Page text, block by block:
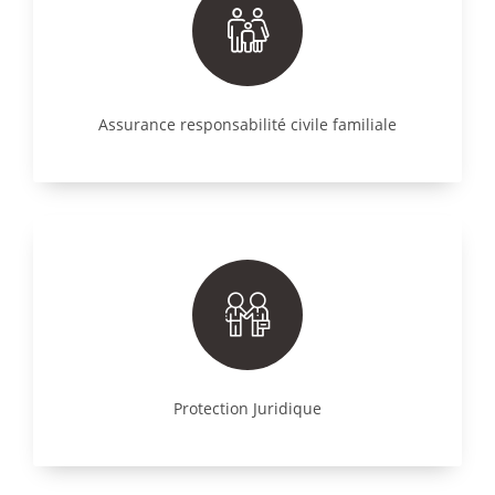
Assurance responsabilité civile familiale
Protection Juridique